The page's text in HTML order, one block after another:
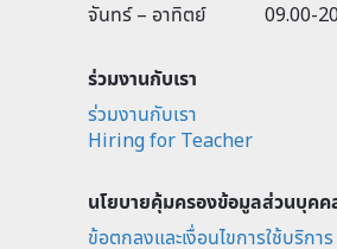
จันทร์ – อาทิตย์
09.00-
ร่วมงานกับเรา
ร่วมงานกับเรา
Hiring for Teacher
นโยบายคุ้มครองข้อมูลส่วนบุคค
ข้อตกลงและเงื่อนไขการใช้บริการ